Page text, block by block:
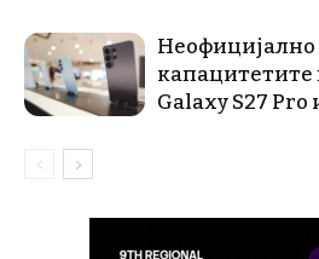
Неофицијално
капацитетите
Galaxy S27 Pro